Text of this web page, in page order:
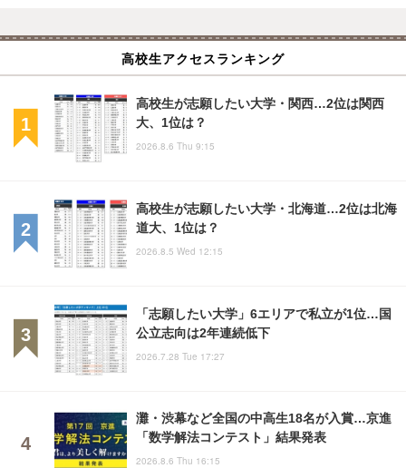
高校生アクセスランキング
高校生が志願したい大学・関西…2位は関西
大、1位は？
2026.8.6 Thu 9:15
高校生が志願したい大学・北海道…2位は北海
道大、1位は？
2026.8.5 Wed 12:15
「志願したい大学」6エリアで私立が1位…国
公立志向は2年連続低下
2026.7.28 Tue 17:27
灘・渋幕など全国の中高生18名が入賞…京進
「数学解法コンテスト」結果発表
2026.8.6 Thu 16:15